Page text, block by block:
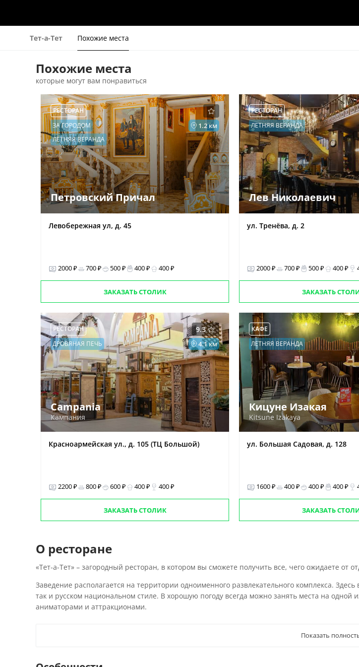
Тет-а-Тет Похожие места
Похожие места
которые могут вам понравиться
РЕСТОРАН
1.2 км
ЗА ГОРОДОМ
ЛЕТНЯЯ ВЕРАНДА
Петровский Причал
Левобережная ул, д. 45
2000 ₽ 700 ₽ 500 ₽ 400 ₽ 400 ₽
ЗАКАЗАТЬ СТОЛИК
РЕСТОРАН
ЛЕТНЯЯ ВЕРАНДА
Лев Николаевич
ул. Тренёва, д. 2
2000 ₽ 700 ₽ 500 ₽ 400 ₽
ЗАКАЗАТЬ
9.3
РЕСТОРАН
4.1 км
ДРОВЯНАЯ ПЕЧЬ
Campania
Кампания
Красноармейская ул., д. 105 (ТЦ Большой)
2200 ₽ 800 ₽ 600 ₽ 400 ₽ 400 ₽
ЗАКАЗАТЬ СТОЛИК
КАФЕ
ЛЕТНЯЯ ВЕРАНДА
Кицуне Изакая
Kitsune Izakaya
ул. Большая Садовая, д. 128
1600 ₽ 400 ₽ 400 ₽ 400 ₽
ЗАКАЗАТЬ
О ресторане
«Тет-а-Тет» – загородный ресторан, в котором вы сможете получить все, чего ожидаете от
Заведение располагается на территории одноименного развлекательного комплекса.
так и русском национальном стиле. В хорошую погоду всегда можно занять места на одной
аниматорами и аттракционами.
Показать